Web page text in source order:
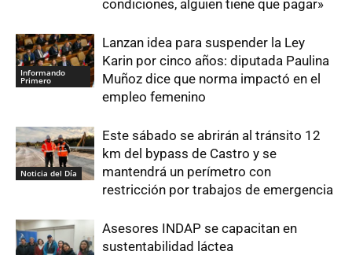
condiciones, alguien tiene que pagar»
Informando
Primero
Lanzan idea para suspender la Ley
Karin por cinco años: diputada Paulina
Muñoz dice que norma impactó en el
empleo femenino
Noticia del Día
Este sábado se abrirán al tránsito 12
km del bypass de Castro y se
mantendrá un perímetro con
restricción por trabajos de emergencia
Asesores INDAP se capacitan en
sustentabilidad láctea